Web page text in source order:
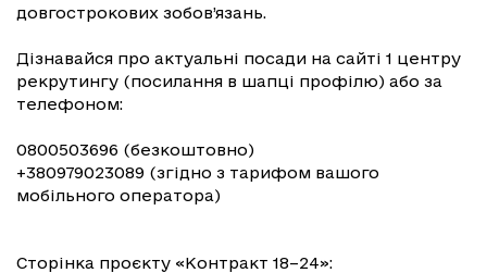
довгострокових зобов’язань.
Дізнавайся про актуальні посади на сайті 1 центру
рекрутингу (посилання в шапці профілю) або за
телефоном:
0800503696 (безкоштовно)
+380979023089 (згідно з тарифом вашого
мобільного оператора)
Сторінка проєкту «Контракт 18–24»: